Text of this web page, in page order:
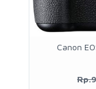
Canon